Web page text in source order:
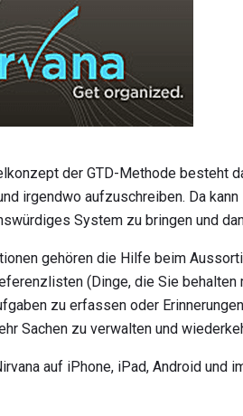
der GTD-Methode besteht
irgendwo aufzuschreiben. Da
System zu bringen und
gehören die Hilfe beim
(Dinge, die Sie behalten
zu erfassen oder
Sachen zu verwalten und
auf iPhone, iPad, Android und